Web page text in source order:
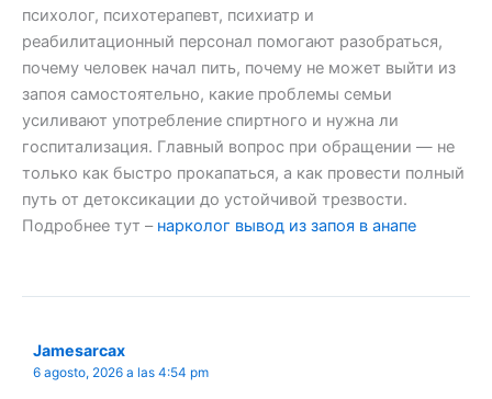
психолог, психотерапевт, психиатр и
реабилитационный персонал помогают разобраться,
почему человек начал пить, почему не может выйти из
запоя самостоятельно, какие проблемы семьи
усиливают употребление спиртного и нужна ли
госпитализация. Главный вопрос при обращении — не
только как быстро прокапаться, а как провести полный
путь от детоксикации до устойчивой трезвости.
Подробнее тут – нарколог вывод из запоя в анапе
Jamesarcax
6 agosto, 2026 a las 4:54 pm